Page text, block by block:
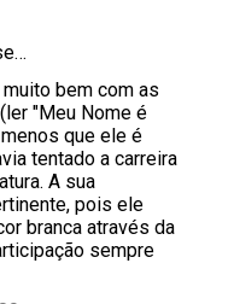
muito bem com as
"Meu Nome é
que ele é
tentado a carreira
A sua
pois ele
branca através da
sempre